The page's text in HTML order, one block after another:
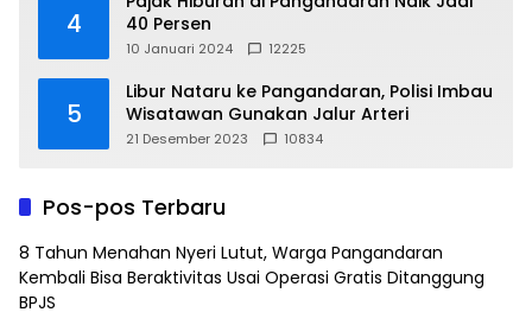
4
40 Persen
10 Januari 2024 12225
5
Libur Nataru ke Pangandaran, Polisi Imbau
Wisatawan Gunakan Jalur Arteri
21 Desember 2023 10834
Pos-pos Terbaru
8 Tahun Menahan Nyeri Lutut, Warga Pangandaran
Kembali Bisa Beraktivitas Usai Operasi Gratis Ditanggung
BPJS